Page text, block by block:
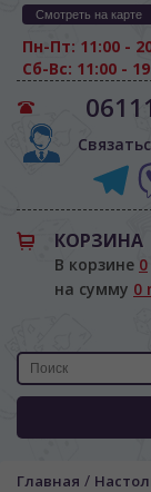
Смотреть на карте
Пн-Пт: 11:00 -
Сб-Вс: 11:00 -
КОРЗИНА
В корзине 0
на сумму 0
Главная /